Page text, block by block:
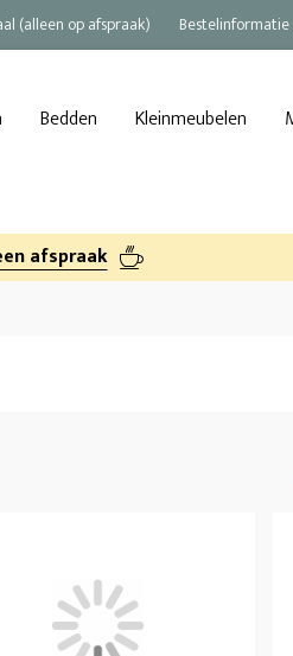
(alleen op afspraak) Bestelinformatie
Bedden Kleinmeubelen
afspraak